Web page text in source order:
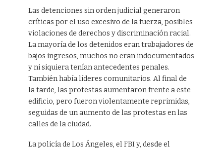
Las detenciones sin orden judicial generaron
críticas por el uso excesivo de la fuerza, posibles
violaciones de derechos y discriminación racial.
La mayoría de los detenidos eran trabajadores de
bajos ingresos, muchos no eran indocumentados
y ni siquiera tenían antecedentes penales.
También había líderes comunitarios. Al final de
la tarde, las protestas aumentaron frente a este
edificio, pero fueron violentamente reprimidas,
seguidas de un aumento de las protestas en las
calles de la ciudad.
La policía de Los Ángeles, el FBI y, desde el